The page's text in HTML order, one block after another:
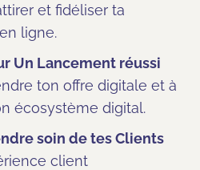
et fidéliser ta
ligne.
Un Lancement réussi
ton offre digitale et à
écosystème digital.
soin de tes Clients
client